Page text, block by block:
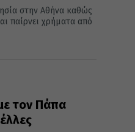
στην Αθήνα καθώς
παίρνει χρήματα από
τον Πάπα